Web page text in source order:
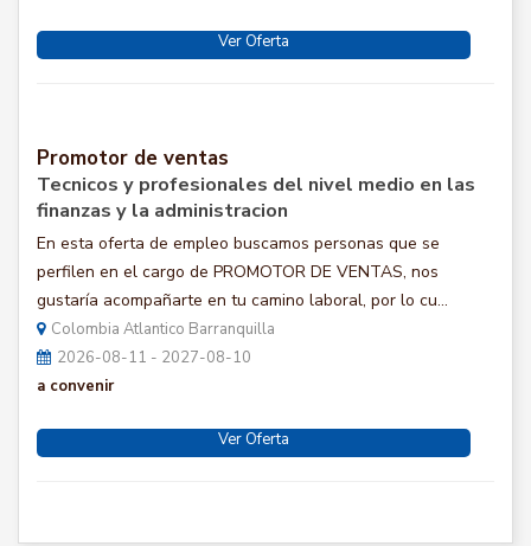
Ver Oferta
Promotor de ventas
Tecnicos y profesionales del nivel medio en las
finanzas y la administracion
En esta oferta de empleo buscamos personas que se
perfilen en el cargo de PROMOTOR DE VENTAS, nos
gustaría acompañarte en tu camino laboral, por lo cu...
Colombia Atlantico Barranquilla
2026-08-11 - 2027-08-10
a convenir
Ver Oferta